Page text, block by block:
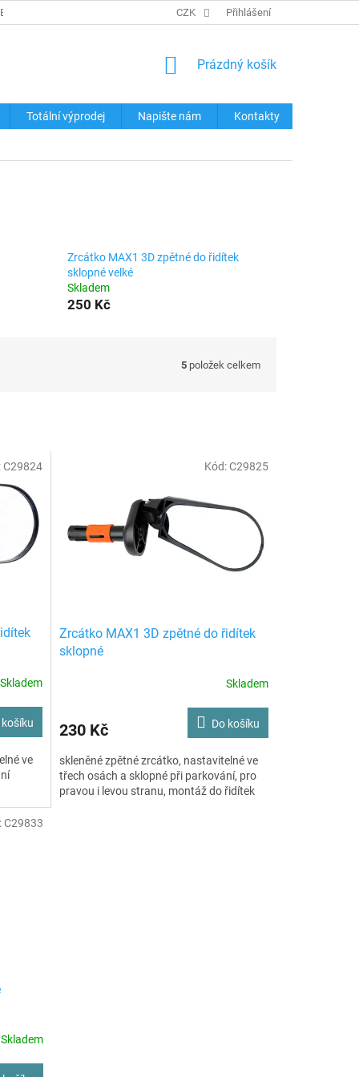
ZBOŽÍ TABULKY VELIKOSTÍ
CZK Přihlášení
NÁKUPNÍ
Prázdný košík
Totální výprodej Napište nám Kontakty
Zrcátko MAX1 3D zpětné do řidítek
sklopné velké
Skladem
250 Kč
5 položek celkem
Skladem
košíku
ve
C29824
Zrcátko MAX1 3D zpětné do řidítek
sklopné
Skladem
230 Kč Do košíku
skleněné zpětné zrcátko, nastavitelné ve
třech osách a sklopné při parkování, pro
pravou i levou stranu, montáž do řidítek
Kód:C29825
Skladem
C29833